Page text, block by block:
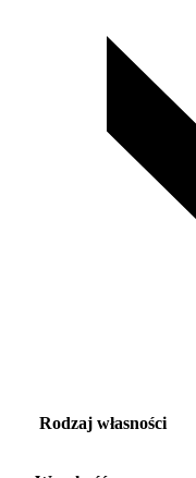
Rodzaj własności